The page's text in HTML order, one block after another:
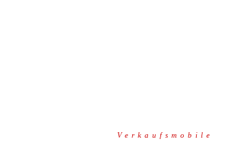
Verkaufsmobile